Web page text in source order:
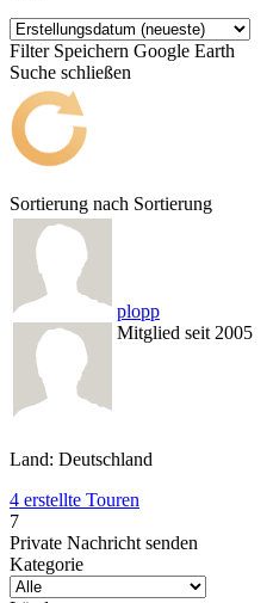
Filter Speichern Google Earth
Suche schließen
Sortierung nach Sortierung
plopp
Mitglied seit 2005
Land: Deutschland
4 erstellte Touren
7
Private Nachricht senden
Kategorie